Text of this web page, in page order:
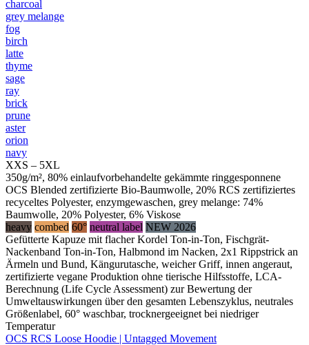
charcoal
grey melange
fog
birch
latte
thyme
sage
ray
brick
prune
aster
orion
navy
XXS – 5XL
350g/m², 80% einlaufvorbehandelte gekämmte ringgesponnene
OCS Blended zertifizierte Bio-Baumwolle, 20% RCS zertifiziertes
recyceltes Polyester, enzymgewaschen, grey melange: 74%
Baumwolle, 20% Polyester, 6% Viskose
heavy combed 60° neutral label NEW 2026
Gefütterte Kapuze mit flacher Kordel Ton-in-Ton, Fischgrät-
Nackenband Ton-in-Ton, Halbmond im Nacken, 2x1 Rippstrick an
Ärmeln und Bund, Kängurutasche, weicher Griff, innen angeraut,
zertifizierte vegane Produktion ohne tierische Hilfsstoffe, LCA-
Berechnung (Life Cycle Assessment) zur Bewertung der
Umweltauswirkungen über den gesamten Lebenszyklus, neutrales
Größenlabel, 60° waschbar, trocknergeeignet bei niedriger
Temperatur
OCS RCS Loose Hoodie | Untagged Movement